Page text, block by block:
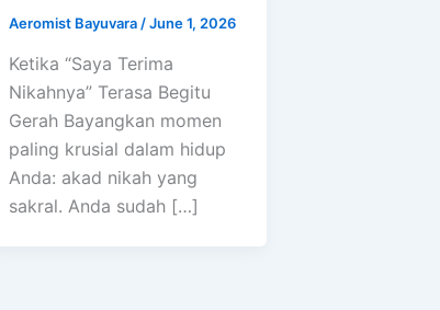
Aeromist Bayuvara /June 1, 2026
Ketika “Saya Terima
Nikahnya” Terasa Begitu
Gerah Bayangkan momen
paling krusial dalam hidup
Anda: akad nikah yang
sakral. Anda sudah […]